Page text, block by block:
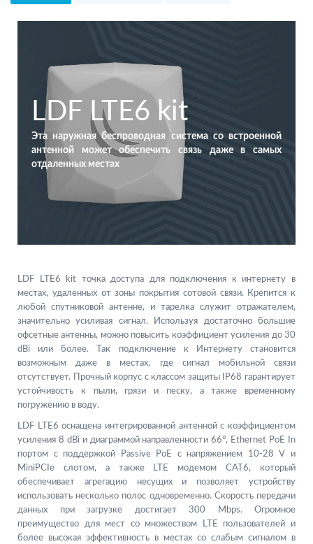
LDF LTE6 kit
Эта наружная беспроводная система со встроенной
антенной может обеспечить связь даже в самых
отдаленных местах
LDF LTE6 kit точка доступа для подключения к интернету в
местах, удаленных от зоны покрытия сотовой связи. Крепится к
любой спутниковой антенне, и тарелка служит отражателем,
значительно усиливая сигнал. Используя достаточно большие
офсетные антенны, можно повысить коэффициент усиления до 30
dBi или более. Так подключение к Интернету становится
возможным даже в местах, где сигнал мобильной связи
отсутствует. Прочный корпус с классом защиты IP68 гарантирует
устойчивость к пыли, грязи и песку, а также временному
погружению в воду.
LDF LTE6 оснащена интегрированной антенной с коэффициентом
усиления 8 dBi и диаграммой направленности 66°, Ethernet PoE In
портом с поддержкой Passive PoE с напряжением 10-28 V и
MiniPCIe слотом, а также LTE модемом CAT6, который
обеспечивает агрегацию несущих и позволяет устройству
использовать несколько полос одновременно. Cкорость передачи
данных при загрузке доcтигает 300 Мbps. Огромное
преимущество для мест со множеством LTE пользователей и
более высокая эффективность в местах со слабым сигналом в